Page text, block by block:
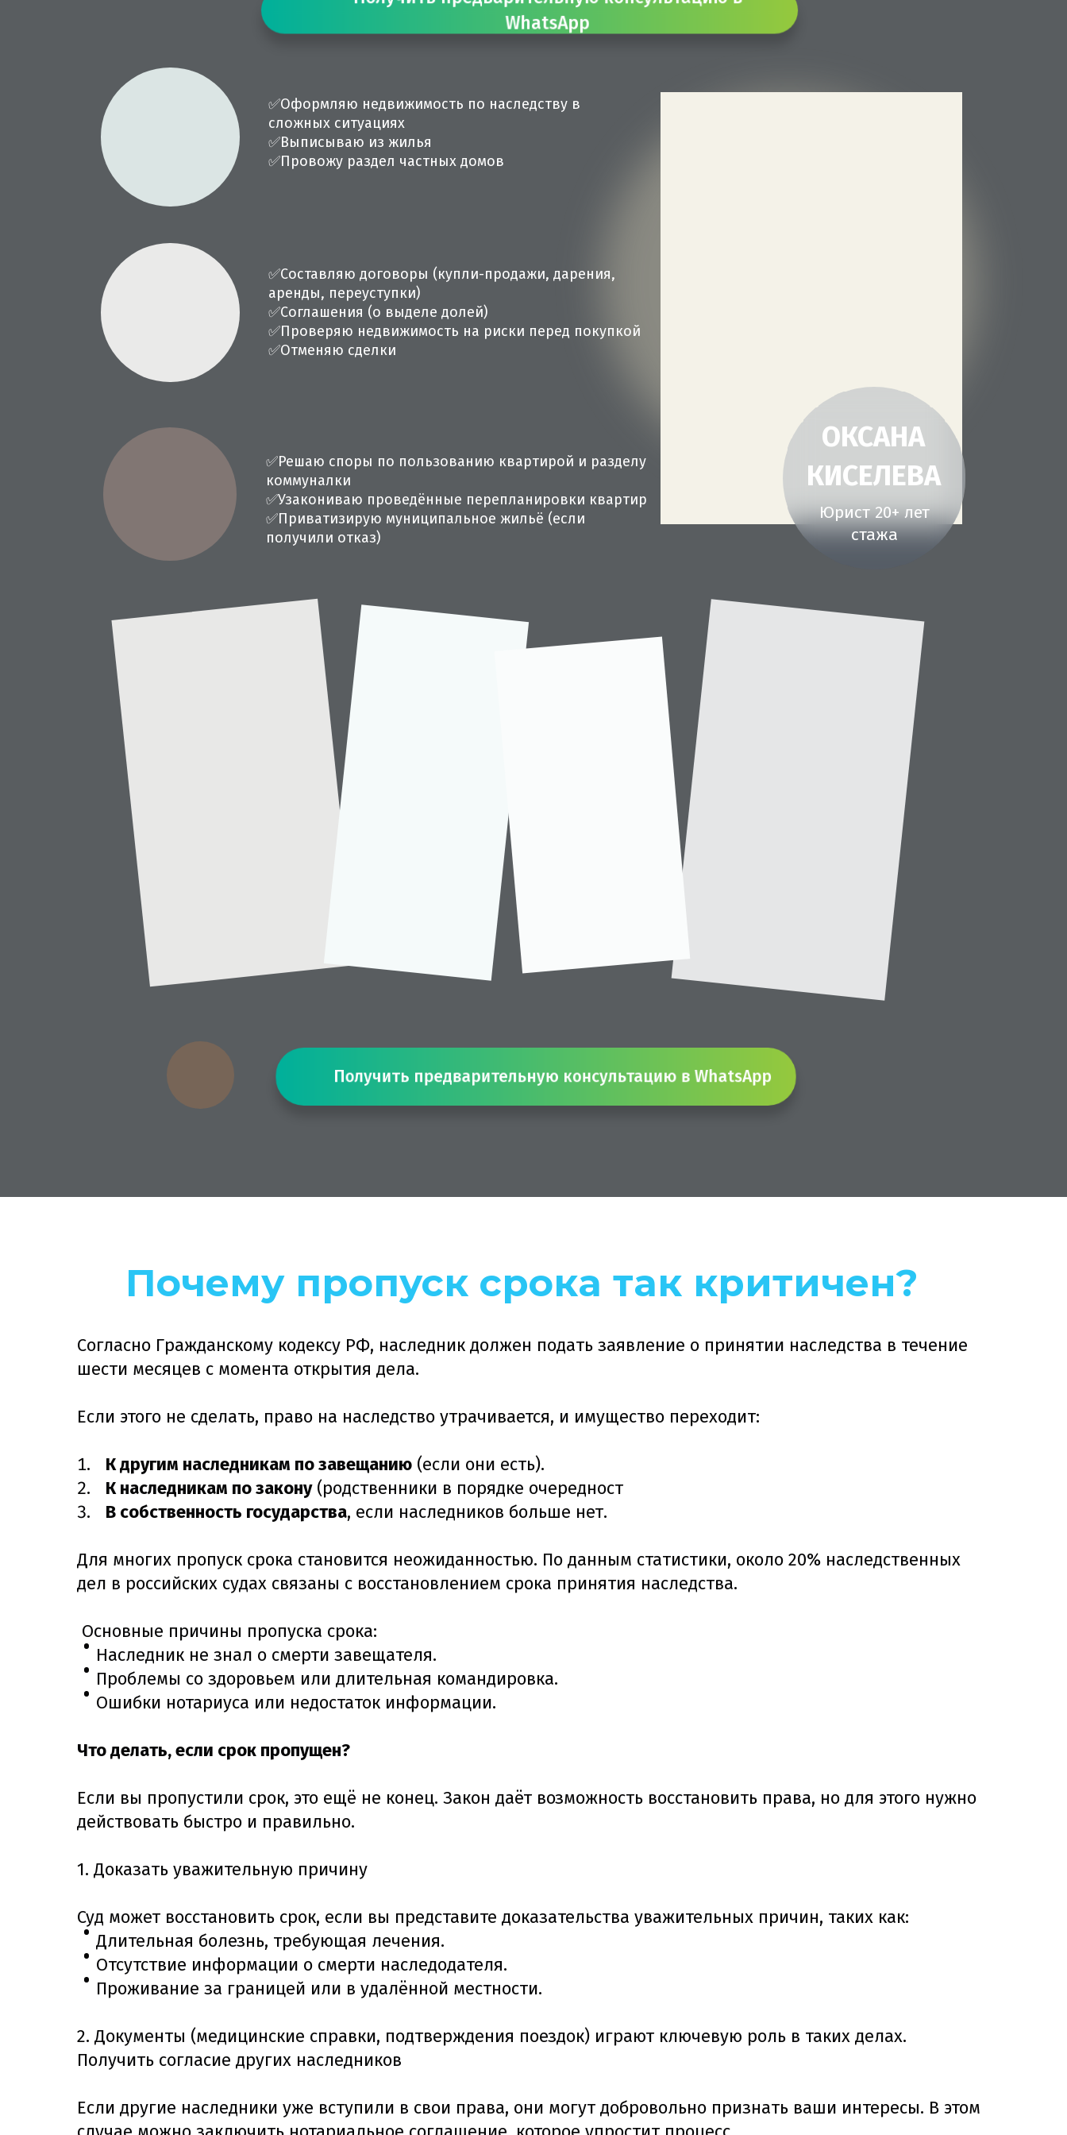
Юрист 20+ лет
стажа
ОКСАНА
КИСЕЛЕВА
WhatsApp
Получить предварительную консультацию в WhatsApp
✅Оформляю недвижимость по наследству в
сложных ситуациях
✅Выписываю из жилья
✅Провожу раздел частных домов
✅Составляю договоры (купли-продажи, дарения,
аренды, переуступки)
✅Соглашения (о выделе долей)
✅Проверяю недвижимость на риски перед покупкой
✅Отменяю сделки
✅Решаю споры по пользованию квартирой и разделу
коммуналки
✅Узакониваю проведённые перепланировки квартир
✅Приватизирую муниципальное жильё (если
получили отказ)
Почему пропуск срока так критичен?
Согласно Гражданскому кодексу РФ, наследник должен подать заявление о принятии наследства в течение
шести месяцев с момента открытия дела.
Если этого не сделать, право на наследство утрачивается, и имущество переходит:
К другим наследникам по завещанию (если они есть).
К наследникам по закону(родственники в порядке очередност
В собственность государства, если наследников больше нет.
Для многих пропуск срока становится неожиданностью. По данным статистики, около 20% наследственных
дел в российских судах связаны с восстановлением срока принятия наследства.
Основные причины пропуска срока:
Наследник не знал о смерти завещателя.
Проблемы со здоровьем или длительная командировка.
Ошибки нотариуса или недостаток информации.
Что делать, если срок пропущен?
Если вы пропустили срок, это ещё не конец. Закон даёт возможность восстановить права, но для этого нужно
действовать быстро и правильно.
1. Доказать уважительную причину
Суд может восстановить срок, если вы представите доказательства уважительных причин, таких как:
Длительная болезнь, требующая лечения.
Отсутствие информации о смерти наследодателя.
Проживание за границей или в удалённой местности.
2. Документы (медицинские справки, подтверждения поездок) играют ключевую роль в таких делах.
Получить согласие других наследников
Если другие наследники уже вступили в свои права, они могут добровольно признать ваши интересы. В этом